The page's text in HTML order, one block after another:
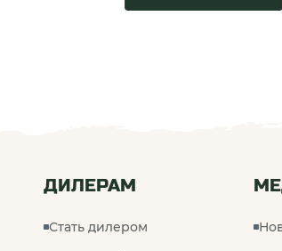
ДИЛЕРАМ
Стать дилером